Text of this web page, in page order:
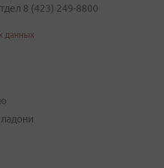
8 (423) 249-8800
данных